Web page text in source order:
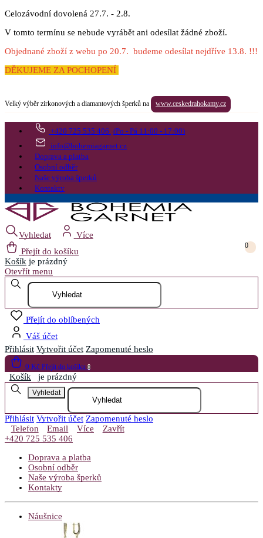
Celozávodní dovolená 27.7. - 2.8.
V tomto termínu se nebude vyrábět ani odesílat žádné zboží.
Objednané zboží z webu po 20.7. budeme odesílat nejdříve 13.8. !!!
DĚKUJEME ZA POCHOPENÍ
Velký výběr zirkonových a diamantových šperků na www.ceskedrahokamy.cz
+420 725 535 406 (Po - Pá 11:00 - 17:00)
info@bohemiagarnet.cz
Doprava a platba
Osobní odběr
Naše výroba šperků
Kontakty
Vyhledat
Více
Přejít do košíku
0
Košík je prázdný
Otevřít menu
Přejít do oblíbených
Váš účet
Přihlásit Vytvořit účet Zapomenuté heslo
0 Kč Přejít do košíku 0
Košík je prázdný
Vyhledat
Přihlásit Vytvořit účet Zapomenuté heslo
Telefon
Email Více
Zavřít
+420 725 535 406
Doprava a platba
Osobní odběr
Naše výroba šperků
Kontakty
Náušnice